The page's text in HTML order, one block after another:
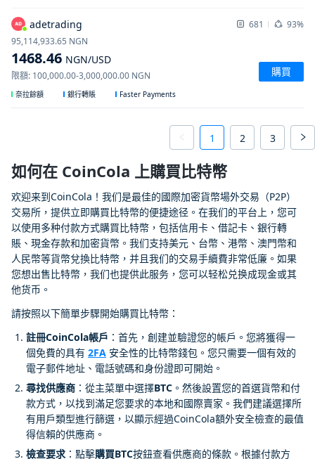
adetrading 681 93%
1468.46 NGN/USD
95,114,933.65 NGN
限額: 100,000.00-3,000,000.00 NGN 購買
奈拉餘額 銀行轉賬 Faster Payments
1 2 3
如何在 CoinCola 上購買比特幣
欢迎来到CoinCola！我们是最佳的國際加密貨幣場外交易（P2P）
交易所，提供立即購買比特幣的便捷途径。在我们的平台上，您可
以使用多种付款方式購買比特幣，包括信用卡、借記卡、銀行轉
賬、現金存款和加密貨幣。我们支持美元、台幣、港幣、澳門幣和
人民幣等貨幣兌換比特幣，并且我们的交易手續費非常低廉。如果
您想出售比特幣，我们也提供此服务，您可以轻松兑换成现金或其
他货币。
請按照以下簡單步驟開始購買比特幣：
註冊CoinCola帳戶 ：首先，創建並驗證您的帳戶。您將獲得一
個免費的具有 2FA 安全性的比特幣錢包。您只需要一個有效的
電子郵件地址、電話號碼和身份證即可開始。
尋找供應商 ：從主菜單中選擇BTC 。然後設置您的首選貨幣和付
款方式，以找到滿足您要求的本地和國際賣家。我們建議選擇所
有用戶類型進行篩選，以顯示經過CoinCola額外安全檢查的最值
得信賴的供應商。
檢查要求：點擊購買BTC按鈕查看供應商的條款。根據付款方